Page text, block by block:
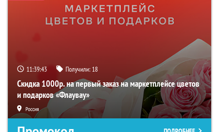
11:39:42 Получили: 18
Скидка 1000р. на первый заказ на маркетплейсе цветов
и подарков «Флаувау»
Россия